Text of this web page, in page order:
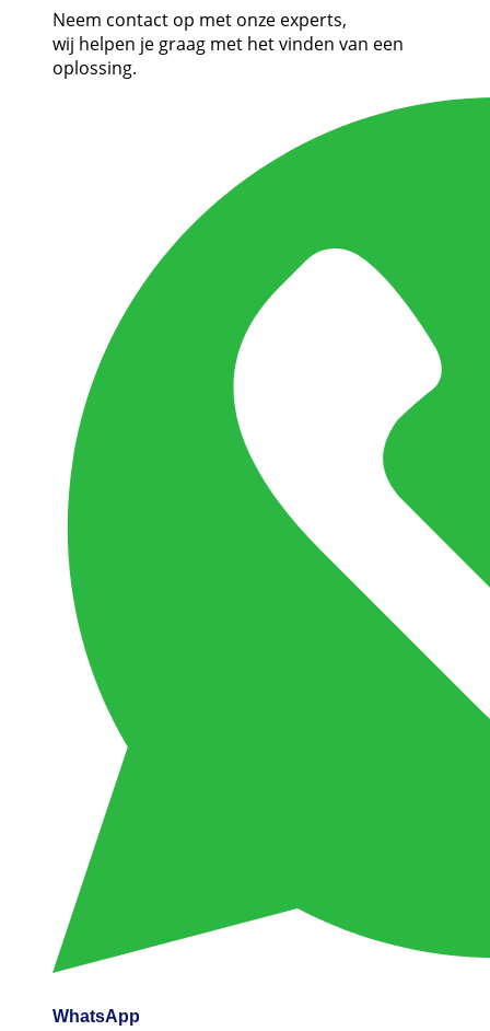
Neem contact op met onze experts,
wij helpen je graag met het vinden van een
oplossing.
WhatsApp